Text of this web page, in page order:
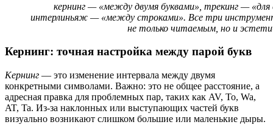
кернинг — «между двумя буквами», трекинг — «для
интерлиньяж — «между строками». Все три
не только читаемым, но и
Кернинг: точная настройка между парой букв
Кернинг — это изменение интервала между двумя
конкретными символами. Важно: это не общее расстояние, а
адресная правка для проблемных пар, таких как AV, To, Wa,
AT, Ta. Из-за наклонных или выступающих частей букв
визуально возникают слишком большие или маленькие дыры.